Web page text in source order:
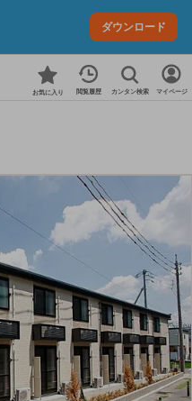
ダウンロード
お気に入り 閲覧履歴 カンタン検索 マイページ